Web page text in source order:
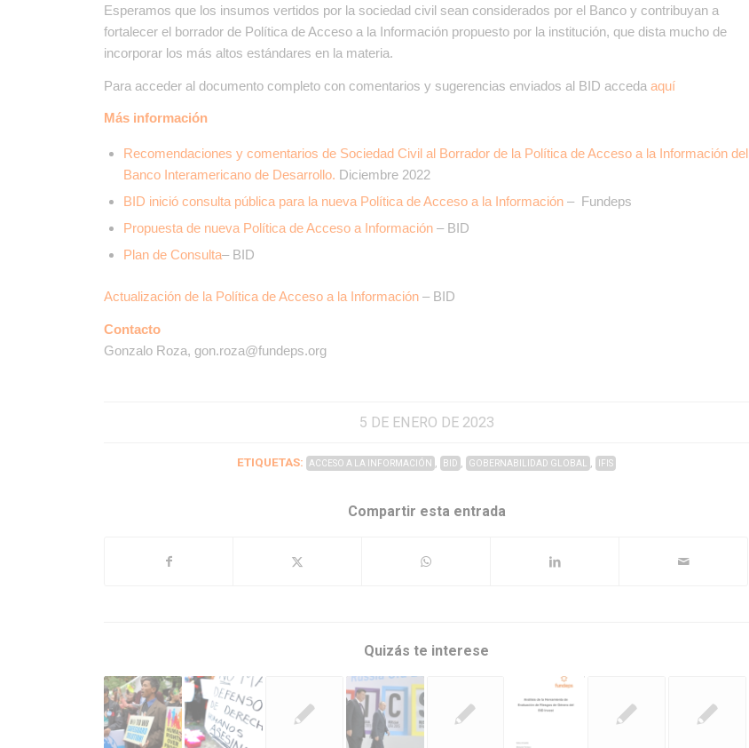
Esperamos que los insumos vertidos por la sociedad civil sean considerados por el Banco y contribuyan a
fortalecer el borrador de Política de Acceso a la Información propuesto por la institución, que dista mucho de
incorporar los más altos estándares en la materia.
Para acceder al documento completo con comentarios y sugerencias enviados al BID accedaaquí
Más información
Recomendaciones y comentarios de Sociedad Civil al Borrador de la Política de Acceso a la Información del
Banco Interamericano de Desarrollo. Diciembre 2022
BID inició consulta pública para la nueva Política de Acceso a la Información – Fundeps
Propuesta de nueva Política de Acceso a Información – BID
Plan de Consulta– BID
Actualización de la Política de Acceso a la Información – BID
Contacto
Gonzalo Roza, gon.roza@fundeps.org
5 DE ENERO DE 2023
ETIQUETAS: ACCESO A LA INFORMACIÓN , BID , GOBERNABILIDAD GLOBAL , IFIS
Compartir esta entrada
Quizás te interese